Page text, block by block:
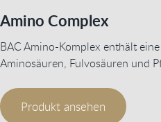
Amino Complex
BAC Amino-Komplex enthält
Aminosäuren, Fulvosäuren und
Produkt ansehen